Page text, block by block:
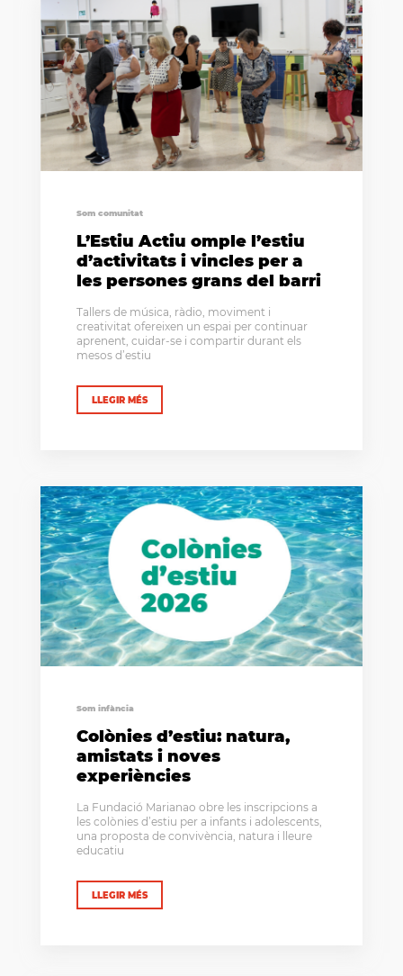
Som comunitat
L’Estiu Actiu omple l’estiu
d’activitats i vincles per a
les persones grans del barri
Tallers de música, ràdio, moviment i
creativitat ofereixen un espai per continuar
aprenent, cuidar-se i compartir durant els
mesos d’estiu
LLEGIR MÉS
Som infància
Colònies d’estiu: natura,
amistats i noves
experiències
La Fundació Marianao obre les inscripcions a
les colònies d’estiu per a infants i adolescents,
una proposta de convivència, natura i lleure
educatiu
LLEGIR MÉS